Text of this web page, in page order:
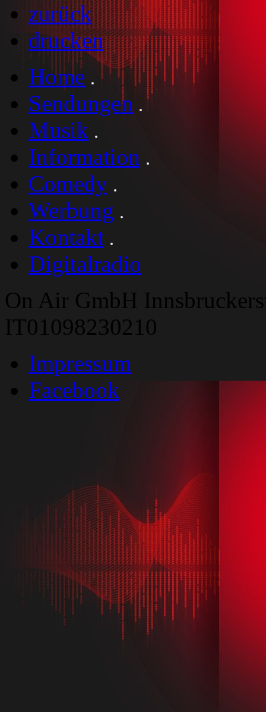
zurück
drucken
Home
Sendungen
Musik
Information
Comedy
Werbung
Kontakt
Digitalradio
On Air GmbH
IT01098230210
Impressum
Facebook